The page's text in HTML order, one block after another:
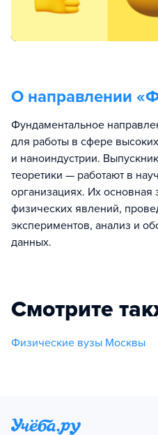
О направлении «
Фундаментальное
для работы в сфере
и наноиндустрии.
теоретики — работают в
организациях. Их
физических явлений,
экспериментов, анализ и
данных.
Смотрите
Физические вузы Москвы